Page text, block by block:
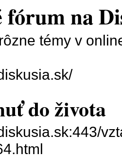
fórum na
témy v
do života